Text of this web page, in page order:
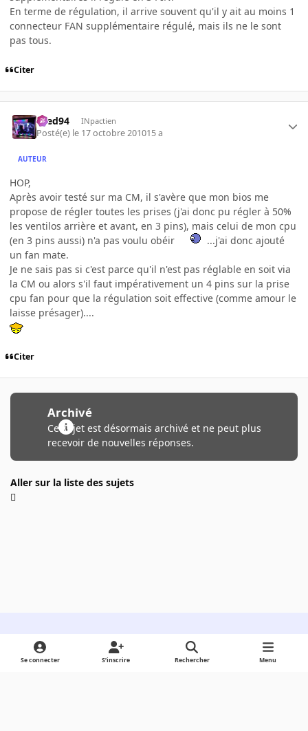
En terme de régulation, il arrive souvent qu'il y ait au moins 1
connecteur FAN supplémentaire régulé, mais ils ne le sont
pas tous.
Citer
bred94 INpactien
Posté(e) le 17 octobre 201015 a
AUTEUR
HOP,
Après avoir testé sur ma CM, il s'avère que mon bios me
propose de régler toutes les prises (j'ai donc pu régler à 50%
les ventilos arrière et avant, en 3 pins), mais celui de mon cpu
(en 3 pins aussi) n'a pas voulu obéir
...j'ai donc ajouté
un fan mate.
Je ne sais pas si c'est parce qu'il n'est pas réglable en soit via
la CM ou alors s'il faut impérativement un 4 pins sur la prise
cpu fan pour que la régulation soit effective (comme amour le
laisse présager)....
Citer
Archivé
Ce sujet est désormais archivé et ne peut plus
recevoir de nouvelles réponses.
Aller sur la liste des sujets
Light ModeDark ModeSystem Preference
Se connecter S’inscrire Rechercher Menu